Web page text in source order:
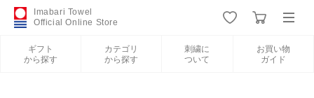
Imabari Towel
Official Online Store
ギフト
から探す
カテゴリ
から探す
刺繍に
ついて
お買い物
ガイド
新規会員登録